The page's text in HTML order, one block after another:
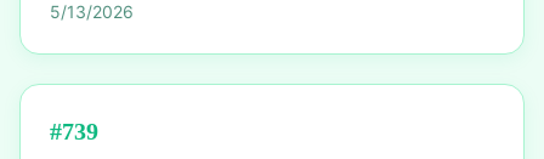
5/13/2026
#739